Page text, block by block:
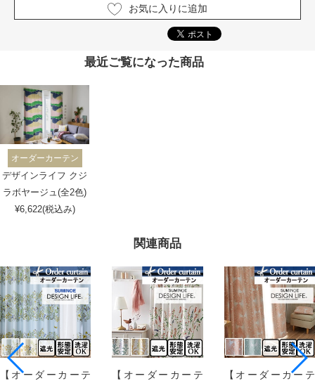
お気に入りに追加
関連商品
【オーダーカーテ
【オーダーカーテ
【オーダーカーテ
最近ご覧になった商品
オーダーカーテン
デザインライフ クジ
ラボヤージュ(全2色)
¥6,622(税込み)